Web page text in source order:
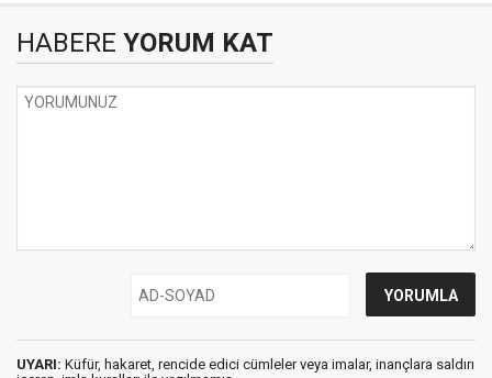
HABERE YORUM KAT
UYARI: Küfür, hakaret, rencide edici cümleler veya imalar, inançlara saldırı